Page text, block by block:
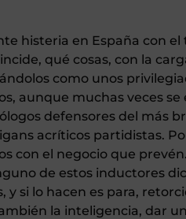
histeria en España con
qué cosas, con la
como unos
aunque muchas veces
defensores del más
acríticos partidistas.
con el negocio que
de estos inductores
y si lo hacen es para,
la inteligencia, dar